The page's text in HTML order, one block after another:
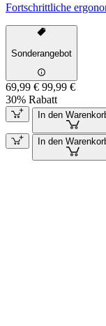
Fortschrittliche
Sonderangebot
69,99 € 99,99 €
30% Rabatt
In den
In den